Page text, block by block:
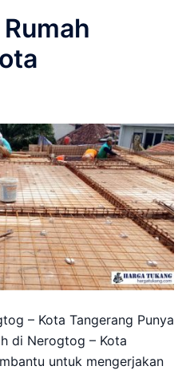
– Kota Tangerang Punya
di Nerogtog – Kota
untuk mengerjakan